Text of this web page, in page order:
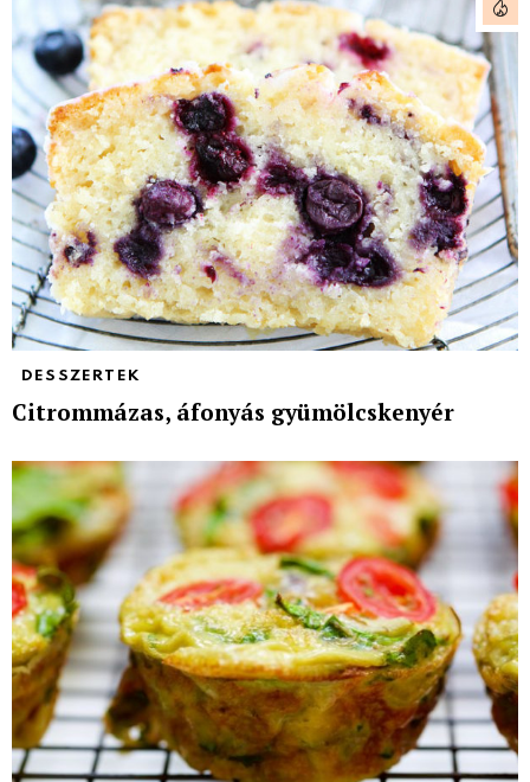
DESSZERTEK
Citrommázas, áfonyás gyümölcskenyér